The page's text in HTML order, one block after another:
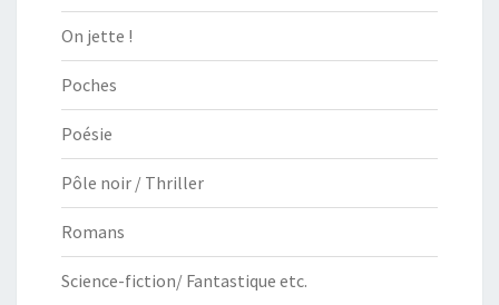
On jette !
Poches
Poésie
Pôle noir / Thriller
Romans
Science-fiction/ Fantastique etc.